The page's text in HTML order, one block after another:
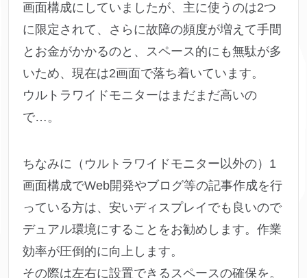
画面構成にしていましたが、主に使うのは2つ
に限定されて、さらに故障の頻度が増えて手間
とお金がかかるのと、スペース的にも無駄が多
いため、現在は2画面で落ち着いています。
ウルトラワイドモニターはまだまだ高いの
で…。
ちなみに（ウルトラワイドモニター以外の）1
画面構成でWeb開発やブログ等の記事作成を行
っている方は、安いディスプレイでも良いので
デュアル環境にすることをお勧めします。作業
効率が圧倒的に向上します。
その際は左右に設置できるスペースの確保を。